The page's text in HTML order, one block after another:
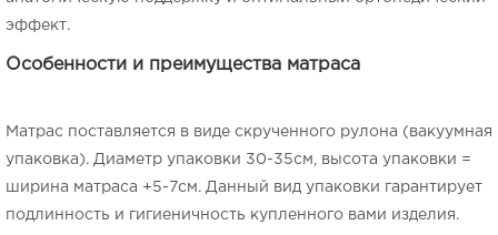
эффект.
Особенности и преимущества матраса
Матрас поставляется в виде скрученного рулона (вакуумная
упаковка). Диаметр упаковки 30-35см, высота упаковки =
ширина матраса +5-7см. Данный вид упаковки гарантирует
подлинность и гигиеничность купленного вами изделия.